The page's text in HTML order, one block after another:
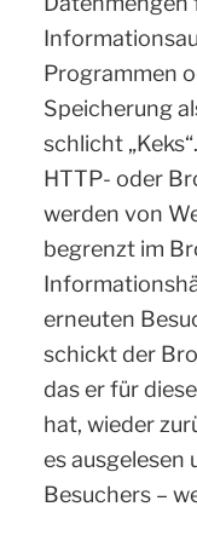
Programmen
Speicherung
schlicht
HTTP- oder
werden von
begrenzt im
erneuten
schickt der
das er für
hat, wieder
es
Besuchers –